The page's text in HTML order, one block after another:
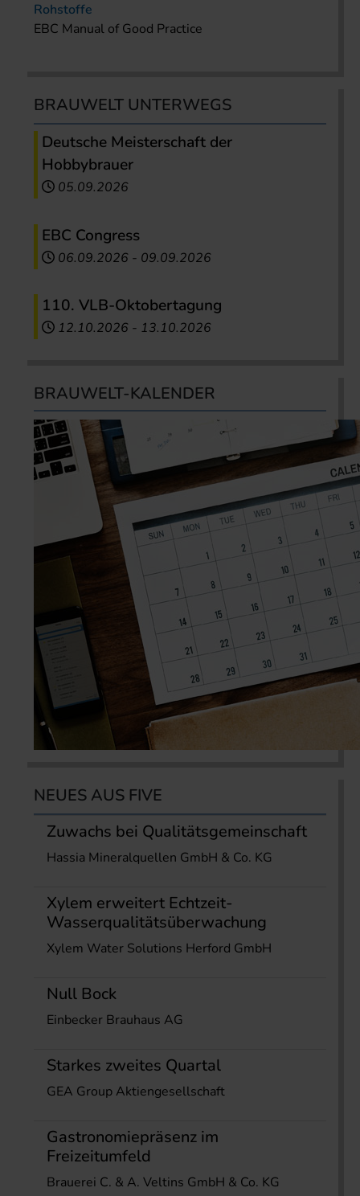
Rohstoffe
EBC Manual of Good Practice
BRAUWELT UNTERWEGS
Deutsche Meisterschaft der
Hobbybrauer
05.09.2026
EBC Congress
06.09.2026 - 09.09.2026
110. VLB-Oktobertagung
12.10.2026 - 13.10.2026
BRAUWELT-KALENDER
NEUES AUS FIVE
Zuwachs bei Qualitätsgemeinschaft
Hassia Mineralquellen GmbH & Co. KG
Xylem erweitert Echtzeit-
Wasserqualitätsüberwachung
Xylem Water Solutions Herford GmbH
Null Bock
Einbecker Brauhaus AG
Starkes zweites Quartal
GEA Group Aktiengesellschaft
Gastronomiepräsenz im
Freizeitumfeld
Brauerei C. & A. Veltins GmbH & Co. KG